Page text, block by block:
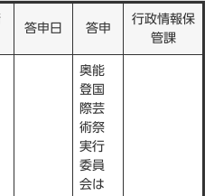
答申日 答申
行政情報保
管課
奥能
登国
際芸
術祭
実行
委員
会は